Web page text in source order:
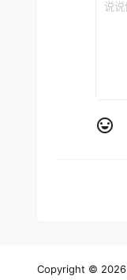
Copyright © 2026